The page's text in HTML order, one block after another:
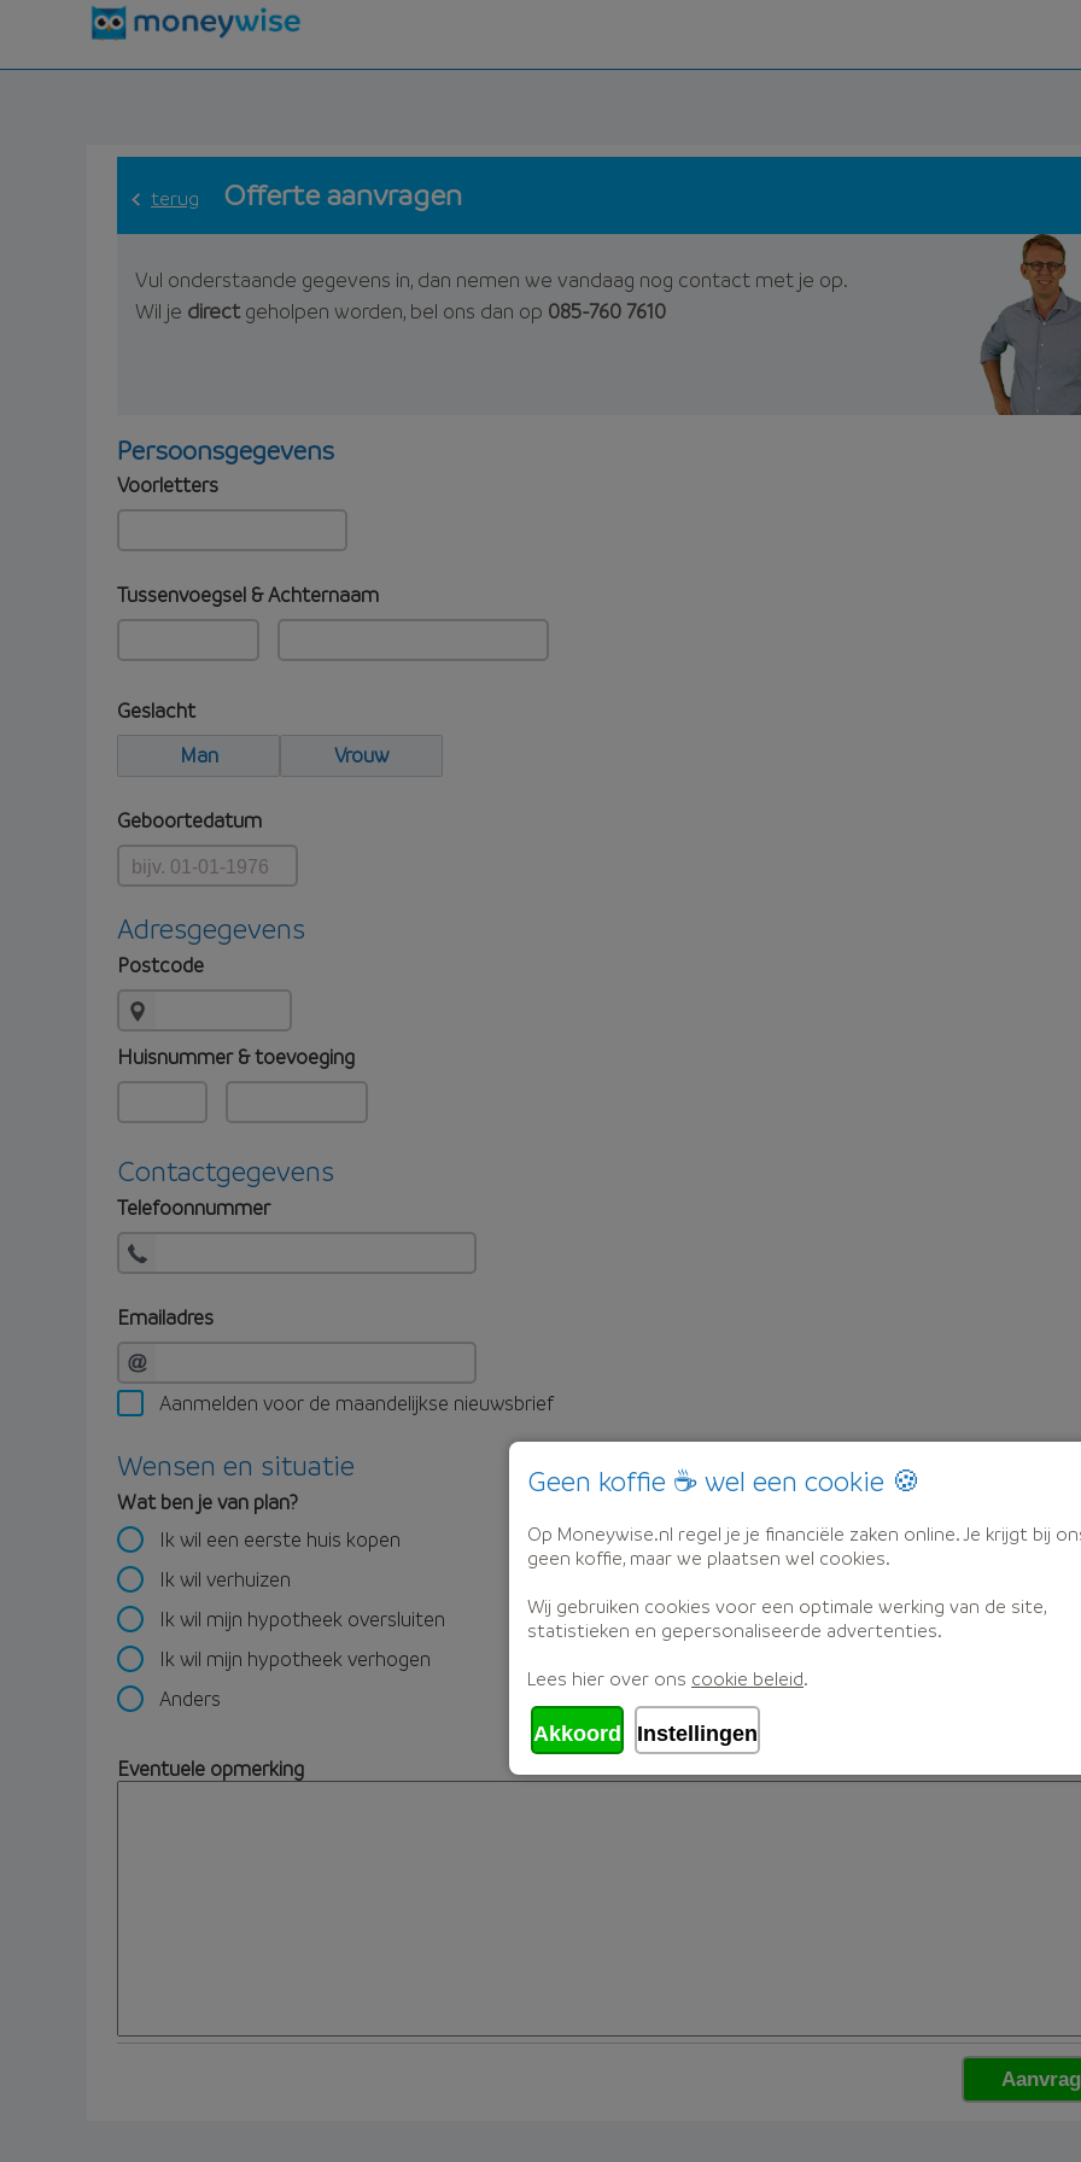
terug Offerte aanvragen
Vul onderstaande gegevens in, dan nemen we vandaag nog contact met je op.
Wil je directgeholpen worden, bel ons dan op 085-760 7610
Persoonsgegevens
Voorletters
Tussenvoegsel & Achternaam
Geslacht
Man
Vrouw
Geboortedatum
Adresgegevens
Postcode
Huisnummer & toevoeging
Contactgegevens
Telefoonnummer
Emailadres
Aanmelden voor de maandelijkse nieuwsbrief
Wensen en situatie
Wat ben je van plan?
Ik wil een eerste huis kopen
Ik wil verhuizen
Ik wil mijn hypotheek oversluiten
Ik wil mijn hypotheek verhogen
Anders
Eventuele opmerking
Geen koffie ☕ wel een cookie 🍪
Op Moneywise.nl regel je je financiële zaken online. Je krijgt bij
geen koffie, maar we plaatsen wel cookies.
Wij gebruiken cookies voor een optimale werking van de site,
statistieken en gepersonaliseerde advertenties.
Lees hier over ons cookie beleid.
Akkoord Instellingen